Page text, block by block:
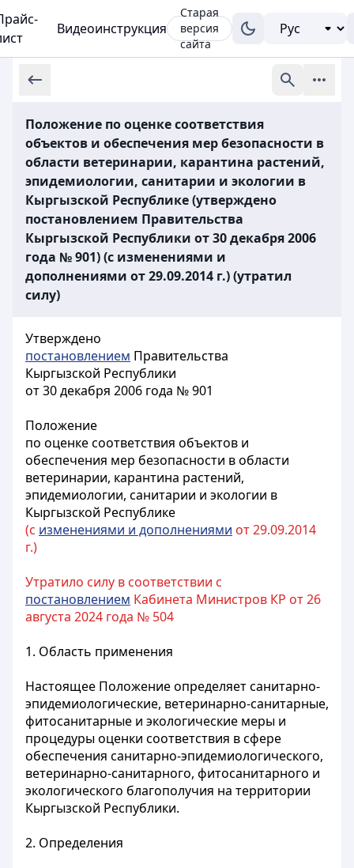
Видеоинструкция
Старая
версия
сайта
Положение по оценке соответствия
объектов и обеспечения мер безопасности в
области ветеринарии, карантина растений,
эпидемиологии, санитарии и экологии в
Кыргызской Республике (утверждено
постановлением Правительства
Кыргызской Республики от 30 декабря 2006
года № 901) (с изменениями и
дополнениями от 29.09.2014 г.) (утратил
силу)
Утверждено
постановлением Правительства
Кыргызской Республики
от 30 декабря 2006 года № 901
Положение
по оценке соответствия объектов и
обеспечения мер безопасности в области
ветеринарии, карантина растений,
эпидемиологии, санитарии и экологии в
Кыргызской Республике
(с изменениями и дополнениями от 29.09.2014
г.)
Утратило силу в соответствии с
постановлением Кабинета Министров КР от 26
августа 2024 года № 504
1. Область применения
Настоящее Положение определяет санитарно-
эпидемиологические, ветеринарно-санитарные,
фитосанитарные и экологические меры и
процедуры оценки соответствия в сфере
обеспечения санитарно-эпидемиологического,
ветеринарно-санитарного, фитосанитарного и
экологического благополучия на территории
Кыргызской Республики.
2. Определения